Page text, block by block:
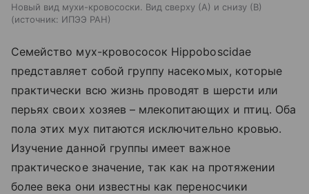
Новый вид мухи-кровососки. Вид сверху (А) и снизу (В)
источник: ИПЭЭ РАН
Семейство мух-кровососок Hippoboscidae
представляет собой группу насекомых, которые
практически всю жизнь проводят в шерсти или
перьях своих хозяев – млекопитающих и птиц. Оба
пола этих мух питаются исключительно кровью.
Изучение данной группы имеет важное
практическое значение, так как на протяжении
более века они известны как переносчики